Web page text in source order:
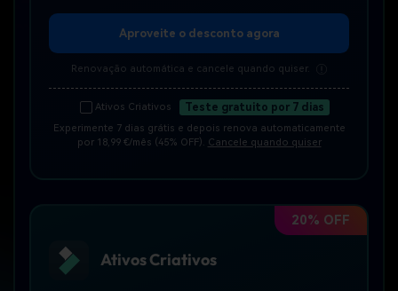
Aproveite o desconto agora
Renovação automática e cancele quando quiser.
Ativos Criativos Teste gratuito por 7 dias
Experimente 7 dias grátis e depois renova automaticamente
por 18,99 €/mês (45% OFF). Cancele quando quiser
20% OFF
Ativos Criativos